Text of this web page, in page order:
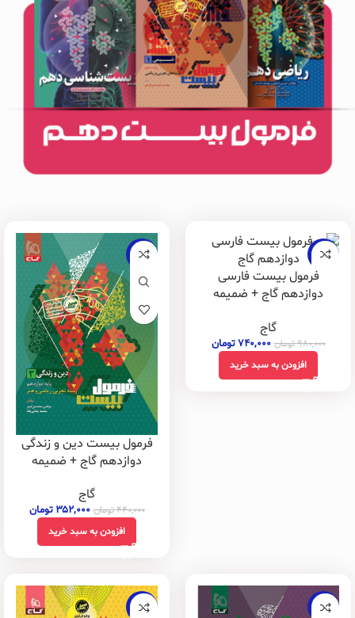
-24%
فرمول بیست فارسی
دوازدهم گاج + ضمیمه
گاج
۹۸۰,۰۰۰تومان ۷۴۰,۰۰۰ تومان
افزودن به سبد خرید
-20%
فرمول بیست دین و زندگی
دوازدهم گاج + ضمیمه
گاج
۴۴۰,۰۰۰تومان ۳۵۲,۰۰۰ تومان
افزودن به سبد خرید
-20%
-22%